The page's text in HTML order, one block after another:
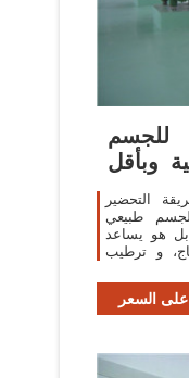
وبأقل
التحضير
طبيعي
هو يساعد
و ترطيب
السعر